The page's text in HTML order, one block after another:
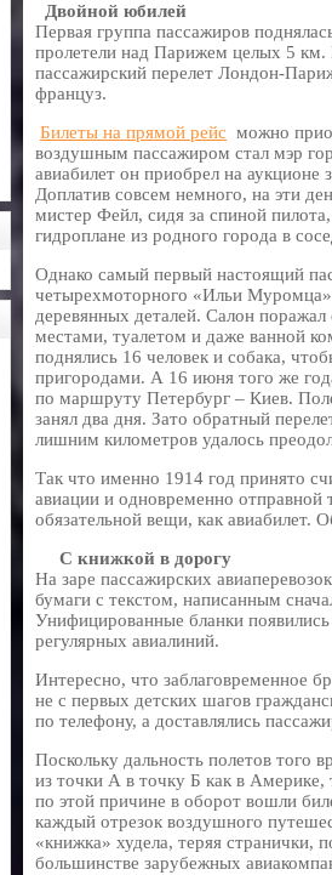
Двойной юбилей
Первая группа пассажиров
пролетели над Парижем целых 5
пассажирский перелет Лондон-
француз.
Билеты на прямой рейс можно
воздушным пассажиром стал мэр
авиабилет он приобрел на
Доплатив совсем немного, на эти
мистер Фейл, сидя за спиной
гидроплане из родного города в
Однако самый первый настоящий
четырехмоторного «Ильи Муромца»
деревянных деталей. Салон
местами, туалетом и даже ванной
поднялись 16 человек и собака,
пригородами. А 16 июня того же
по маршруту Петербург – Киев.
занял два дня. Зато обратный
лишним километров удалось
Так что именно 1914 год принято
авиации и одновременно отправной
обязательной вещи, как авиабилет.
С книжкой в дорогу
На заре пассажирских
бумаги с текстом, написанным
Унифицированные бланки
регулярных авиалиний.
Интересно, что заблаговременное
не с первых детских шагов
по телефону, а доставлялись
Поскольку дальность полетов того
из точки А в точку Б как в
по этой причине в оборот вошли
каждый отрезок воздушного
«книжка» худела, теряя странички,
большинстве зарубежных